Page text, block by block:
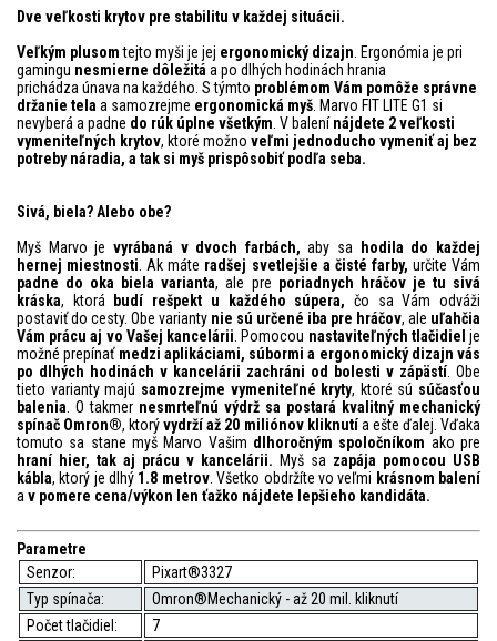
Dve veľkosti krytov pre stabilitu v každej situácii.
Veľkým plusomtejto myši je jej ergonomický dizajn . Ergonómia je pri
gamingu nesmierne dôležitá a po dlhých hodinách hrania
prichádza únava na každého. S týmto problémom Vám pomôže správne
držanie tela a samozrejme ergonomická myš . Marvo FIT LITE G1 si
nevyberá a padne do rúk úplne všetkým . V balenínájdete 2 veľkosti
vymeniteľných krytov, ktoré možno veľmi jednoducho vymeniť aj bez
potreby náradia, a tak si myš prispôsobiť podľa seba.
Sivá, biela? Alebo obe?
Myš Marvo je vyrábaná v dvoch farbách, aby sa
hodila do každej
hernej miestnosti . Ak máte radšej svetlejšie a čisté farby, určite Vám
padne do oka biela varianta, ale pre poriadnych hráčov je tu sivá
kráska, ktorá budí rešpekt u každého súpera, čo sa Vám odváži
postaviť do cesty. Obe varianty nie sú určené iba pre hráčov, ale uľahčia
Vám prácu aj vo Vašej kancelárii . Pomocou nastaviteľných tlačidiel je
možné prepínať medzi aplikáciami, súbormi a ergonomický dizajn vás
po dlhých hodinách v kancelárii zachráni od bolesti v zápästí. Obe
tieto varianty majú samozrejme vymeniteľné kryty, ktoré sú súčasťou
balenia . O takmer nesmrteľnú výdrž sa postará kvalitný mechanický
spínač Omron®, ktorývydrží až 20 miliónov kliknutía ešte ďalej. Vďaka
tomuto sa stane myš Marvo Vašim dlhoročným spoločníkom ako pre
hraní hier, tak aj prácu v kancelárii. Myš sa zapája pomocou USB
kábla, ktorý je dlhý 1.8 metrov. Všetko obdržíte vo veľmi krásnom balení
a v pomere cena/výkon len ťažko nájdete lepšieho kandidáta.
Parametre
Senzor:
Pixart®3327
Typ spínača:
Omron®Mechanický - až 20 mil. kliknutí
Počet tlačidiel:
7